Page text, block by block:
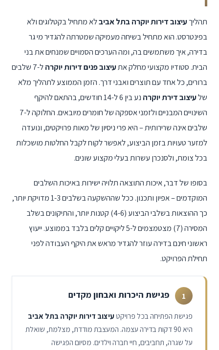
תהליךעיצוב דירות יוקרה בתל אביבלא מתחיל בקטלוגים ולא
בפינטרסט. הוא מתחיל בשיחה מעמיקה שמטרתה להגדיר מי גר
בדירה, איך משתמשים בה, ומה הערכים הסמויים שמנחים את בני
הבית. סטודיו מקצועי מחלק אתעיצוב פנים דירות יוקרה
ל-7 שלבים
ברורים, כל אחד עם תוצרים ואבני דרך. הזמן הממוצע לתהליך מלא
שלעיצוב דירת יוקרה
נע בין 6 ל-14 חודשים, בהתאם להיקף
השינויים המבניים ולזמני אספקה של חומרים מיובאים. החלוקה ל-7
שלבים אינה שרירותית – היא פרי ניסיון של מאות פרויקטים, ונועדה
למזער טעויות בזמן הביצוע, לאפשר לקוח לקבל החלטות מושכלות
בכל צומת, ולסנכרן עשרות בעלי מקצוע שונים.
בסופו של דבר, איכות התוצאה תלויה ישירות באיכות השלבים
המוקדמים – אפיון ותכנון. ככל שההשקעה בשלבים 1-3 מדויקת יותר,
כך ההוצאות בשלבי הביצוע (4-6) קטנות יותר, והתיקונים בשלב
המסירה (7) מצטמצמים ל-5 ליקויים קלים בלבד בממוצע. ייעוץ
ראשוני חינם בדירה עוזר להגדיר מראש את היקף העבודה לפני
תחילת הפרויקט.
1 פגישת היכרות ואבחון מקדים
פגישת הפתיחה בכל פרויקטעיצוב דירות יוקרה בתל אביב
היא 90 דקות בדירה עצמה. המעצבת מודדת, מצלמת, שואלת
על שגרה, תחביבים, חיי חברה וילדים. מסיום הפגישה